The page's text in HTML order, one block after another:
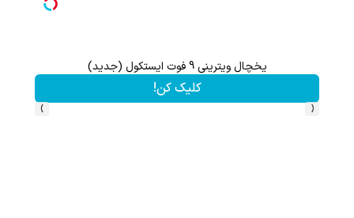
یخچال ویترینی 9 فوت ایستکول (جدید)
کلیک کن!
‹
›